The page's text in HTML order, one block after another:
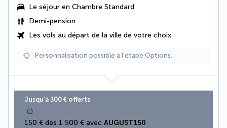
Le séjour en Chambre Standard
Demi-pension
Les vols au départ de la ville de votre choix
Personnalisation possible à l’étape Options.
Jusqu’à 300 € offerts
150 € dès 1 500 € avec AUGUST150